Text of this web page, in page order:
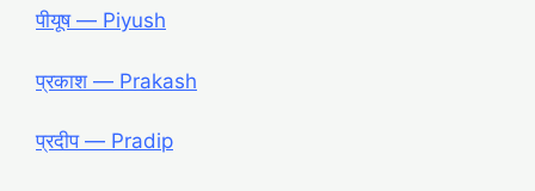
पीयूष — Piyush
प्रकाश — Prakash
प्रदीप — Pradip